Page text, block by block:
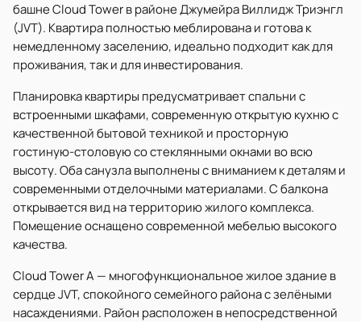
башне Cloud Tower в районе Джумейра Виллидж Триэнгл
(JVT). Квартира полностью меблирована и готова к
немедленному заселению, идеально подходит как для
проживания, так и для инвестирования.
Планировка квартиры предусматривает спальни с
встроенными шкафами, современную открытую кухню с
качественной бытовой техникой и просторную
гостиную-столовую со стеклянными окнами во всю
высоту. Оба санузла выполнены с вниманием к деталям и
современными отделочными материалами. С балкона
открывается вид на территорию жилого комплекса.
Помещение оснащено современной мебелью высокого
качества.
Cloud Tower A — многофункциональное жилое здание в
сердце JVT, спокойного семейного района с зелёными
насаждениями. Район расположен в непосредственной